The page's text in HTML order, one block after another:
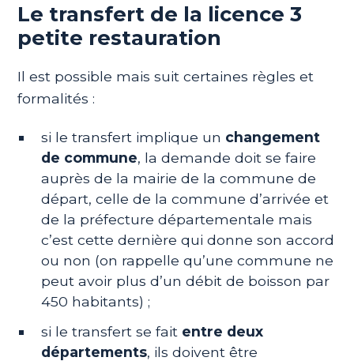
Le transfert de la licence 3
petite restauration
Il est possible mais suit certaines règles et
formalités :
si le transfert implique un changement
de commune, la demande doit se faire
auprès de la mairie de la commune de
départ, celle de la commune d’arrivée et
de la préfecture départementale mais
c’est cette dernière qui donne son accord
ou non (on rappelle qu’une commune ne
peut avoir plus d’un débit de boisson par
450 habitants) ;
si le transfert se fait entre deux
départements, ils doivent être